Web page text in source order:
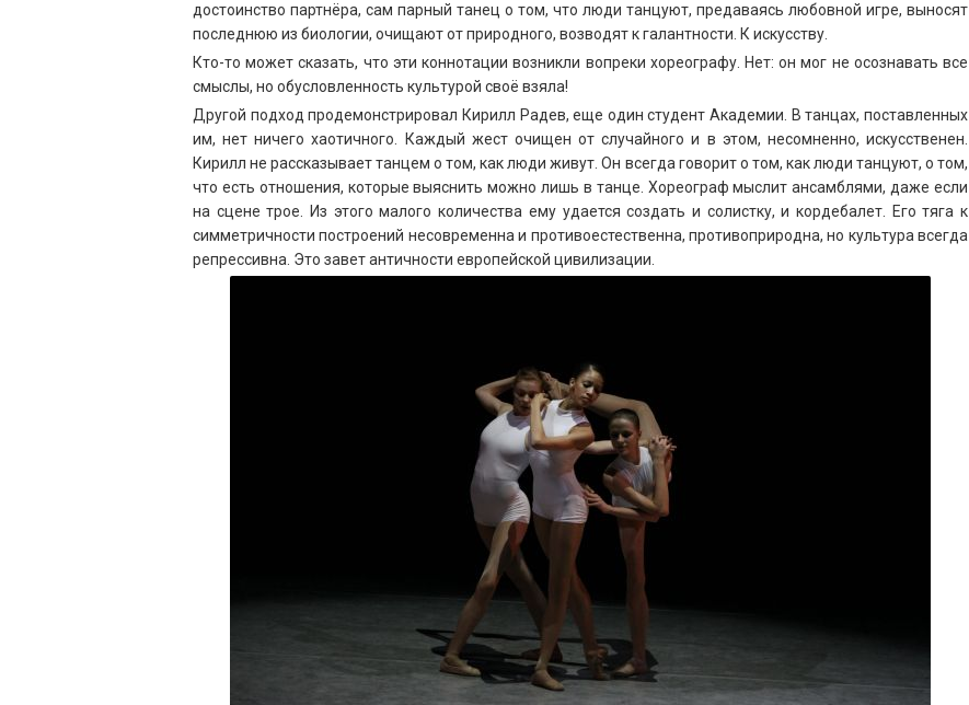
достоинство партнёра, сам парный танец о том, что люди танцуют, предаваясь любовной игре, выносят
последнюю из биологии, очищают от природного, возводят к галантности. К искусству.
Кто-то может сказать, что эти коннотации возникли вопреки хореографу. Нет: он мог не осознавать все
смыслы, но обусловленность культурой своё взяла!
Другой подход продемонстрировал Кирилл Радев, еще один студент Академии. В танцах, поставленных
им, нет ничего хаотичного. Каждый жест очищен от случайного и в этом, несомненно, искусственен.
Кирилл не рассказывает танцем о том, как люди живут. Он всегда говорит о том, как люди танцуют, о том,
что есть отношения, которые выяснить можно лишь в танце. Хореограф мыслит ансамблями, даже если
на сцене трое. Из этого малого количества ему удается создать и солистку, и кордебалет. Его тяга к
симметричности построений несовременна и противоестественна, противоприродна, но культура всегда
репрессивна. Это завет античности европейской цивилизации.